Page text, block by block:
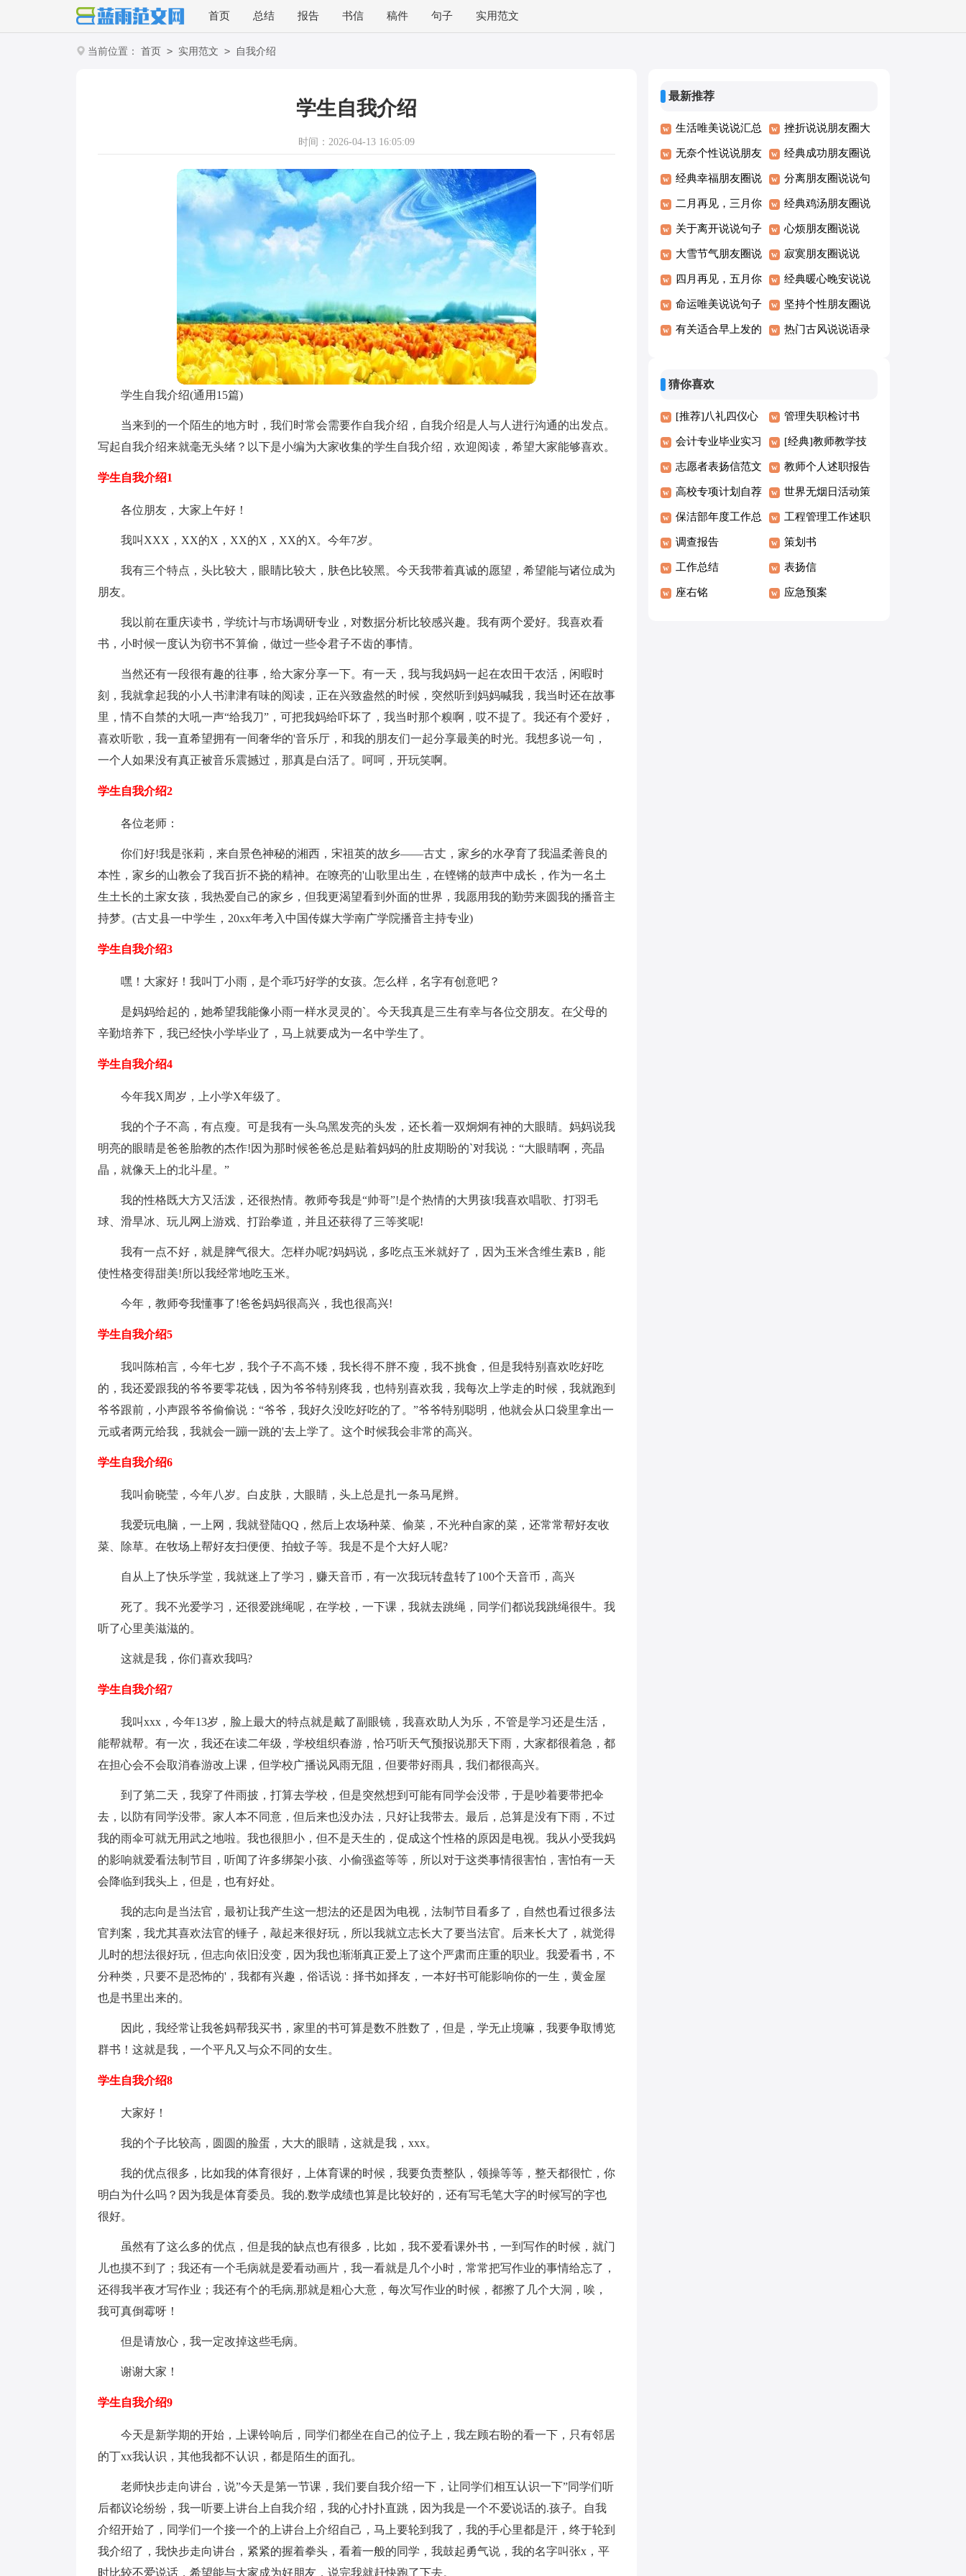
首页 总结 报告 书信 稿件 句子 实用范文
当前位置： 首页 > 实用范文 > 自我介绍
学生自我介绍
时间：2026-04-13 16:05:09
学生自我介绍(通用15篇)
当来到的一个陌生的地方时，我们时常会需要作自我介绍，自我介绍是人与人进行沟通的出发点。
写起自我介绍来就毫无头绪？以下是小编为大家收集的学生自我介绍，欢迎阅读，希望大家能够喜欢。
学生自我介绍1
各位朋友，大家上午好！
我叫XXX，XX的X，XX的X，XX的X。今年7岁。
我有三个特点，头比较大，眼睛比较大，肤色比较黑。今天我带着真诚的愿望，希望能与诸位成为
朋友。
我以前在重庆读书，学统计与市场调研专业，对数据分析比较感兴趣。我有两个爱好。我喜欢看
书，小时候一度认为窃书不算偷，做过一些令君子不齿的事情。
当然还有一段很有趣的往事，给大家分享一下。有一天，我与我妈妈一起在农田干农活，闲暇时
刻，我就拿起我的小人书津津有味的阅读，正在兴致盎然的时候，突然听到妈妈喊我，我当时还在故事
里，情不自禁的大吼一声“给我刀”，可把我妈给吓坏了，我当时那个糗啊，哎不提了。我还有个爱好，
喜欢听歌，我一直希望拥有一间奢华的'音乐厅，和我的朋友们一起分享最美的时光。我想多说一句，
一个人如果没有真正被音乐震撼过，那真是白活了。呵呵，开玩笑啊。
学生自我介绍2
各位老师：
你们好!我是张莉，来自景色神秘的湘西，宋祖英的故乡——古丈，家乡的水孕育了我温柔善良的
本性，家乡的山教会了我百折不挠的精神。在嘹亮的'山歌里出生，在铿锵的鼓声中成长，作为一名土
生土长的土家女孩，我热爱自己的家乡，但我更渴望看到外面的世界，我愿用我的勤劳来圆我的播音主
持梦。(古丈县一中学生，20xx年考入中国传媒大学南广学院播音主持专业)
学生自我介绍3
嘿！大家好！我叫丁小雨，是个乖巧好学的女孩。怎么样，名字有创意吧？
是妈妈给起的，她希望我能像小雨一样水灵灵的`。今天我真是三生有幸与各位交朋友。在父母的
辛勤培养下，我已经快小学毕业了，马上就要成为一名中学生了。
学生自我介绍4
今年我X周岁，上小学X年级了。
我的个子不高，有点瘦。可是我有一头乌黑发亮的头发，还长着一双炯炯有神的大眼睛。妈妈说我
明亮的眼睛是爸爸胎教的杰作!因为那时候爸爸总是贴着妈妈的肚皮期盼的`对我说：“大眼睛啊，亮晶
晶，就像天上的北斗星。”
我的性格既大方又活泼，还很热情。教师夸我是“帅哥”!是个热情的大男孩!我喜欢唱歌、打羽毛
球、滑旱冰、玩儿网上游戏、打跆拳道，并且还获得了三等奖呢!
我有一点不好，就是脾气很大。怎样办呢?妈妈说，多吃点玉米就好了，因为玉米含维生素B，能
使性格变得甜美!所以我经常地吃玉米。
今年，教师夸我懂事了!爸爸妈妈很高兴，我也很高兴!
学生自我介绍5
我叫陈柏言，今年七岁，我个子不高不矮，我长得不胖不瘦，我不挑食，但是我特别喜欢吃好吃
的，我还爱跟我的爷爷要零花钱，因为爷爷特别疼我，也特别喜欢我，我每次上学走的时候，我就跑到
爷爷跟前，小声跟爷爷偷偷说：“爷爷，我好久没吃好吃的了。”爷爷特别聪明，他就会从口袋里拿出一
元或者两元给我，我就会一蹦一跳的'去上学了。这个时候我会非常的高兴。
学生自我介绍6
我叫俞晓莹，今年八岁。白皮肤，大眼睛，头上总是扎一条马尾辫。
我爱玩电脑，一上网，我就登陆QQ，然后上农场种菜、偷菜，不光种自家的菜，还常常帮好友收
菜、除草。在牧场上帮好友扫便便、拍蚊子等。我是不是个大好人呢?
自从上了快乐学堂，我就迷上了学习，赚天音币，有一次我玩转盘转了100个天音币，高兴
死了。我不光爱学习，还很爱跳绳呢，在学校，一下课，我就去跳绳，同学们都说我跳绳很牛。我
听了心里美滋滋的。
这就是我，你们喜欢我吗?
学生自我介绍7
我叫xxx，今年13岁，脸上最大的特点就是戴了副眼镜，我喜欢助人为乐，不管是学习还是生活，
能帮就帮。有一次，我还在读二年级，学校组织春游，恰巧听天气预报说那天下雨，大家都很着急，都
在担心会不会取消春游改上课，但学校广播说风雨无阻，但要带好雨具，我们都很高兴。
到了第二天，我穿了件雨披，打算去学校，但是突然想到可能有同学会没带，于是吵着要带把伞
去，以防有同学没带。家人本不同意，但后来也没办法，只好让我带去。最后，总算是没有下雨，不过
我的雨伞可就无用武之地啦。我也很胆小，但不是天生的，促成这个性格的原因是电视。我从小受我妈
的影响就爱看法制节目，听闻了许多绑架小孩、小偷强盗等等，所以对于这类事情很害怕，害怕有一天
会降临到我头上，但是，也有好处。
我的志向是当法官，最初让我产生这一想法的还是因为电视，法制节目看多了，自然也看过很多法
官判案，我尤其喜欢法官的锤子，敲起来很好玩，所以我就立志长大了要当法官。后来长大了，就觉得
儿时的想法很好玩，但志向依旧没变，因为我也渐渐真正爱上了这个严肃而庄重的职业。我爱看书，不
分种类，只要不是恐怖的'，我都有兴趣，俗话说：择书如择友，一本好书可能影响你的一生，黄金屋
也是书里出来的。
因此，我经常让我爸妈帮我买书，家里的书可算是数不胜数了，但是，学无止境嘛，我要争取博览
群书！这就是我，一个平凡又与众不同的女生。
学生自我介绍8
大家好！
我的个子比较高，圆圆的脸蛋，大大的眼睛，这就是我，xxx。
我的优点很多，比如我的体育很好，上体育课的时候，我要负责整队，领操等等，整天都很忙，你
明白为什么吗？因为我是体育委员。我的.数学成绩也算是比较好的，还有写毛笔大字的时候写的字也
很好。
虽然有了这么多的优点，但是我的缺点也有很多，比如，我不爱看课外书，一到写作的时候，就门
儿也摸不到了；我还有一个毛病就是爱看动画片，我一看就是几个小时，常常把写作业的事情给忘了，
还得我半夜才写作业；我还有个的毛病,那就是粗心大意，每次写作业的时候，都擦了几个大洞，唉，
我可真倒霉呀！
但是请放心，我一定改掉这些毛病。
谢谢大家！
学生自我介绍9
今天是新学期的开始，上课铃响后，同学们都坐在自己的位子上，我左顾右盼的看一下，只有邻居
的丁xx我认识，其他我都不认识，都是陌生的面孔。
老师快步走向讲台，说”今天是第一节课，我们要自我介绍一下，让同学们相互认识一下”同学们听
后都议论纷纷，我一听要上讲台上自我介绍，我的心扑扑直跳，因为我是一个不爱说话的.孩子。自我
介绍开始了，同学们一个接一个的上讲台上介绍自己，马上要轮到我了，我的手心里都是汗，终于轮到
我介绍了，我快步走向讲台，紧紧的握着拳头，看着一般的同学，我鼓起勇气说，我的名字叫张x，平
时比较不爱说话，希望能与大家成为好朋友，说完我就赶快跑了下去。
最新推荐
生活唯美说说汇总
（通用70句）
挫折说说朋友圈大
全（通用60句）
无奈个性说说朋友
圈50句
经典成功朋友圈说
说大全（通用80
句）
经典幸福朋友圈说
说110句
分离朋友圈说说句
子（精选40句）
二月再见，三月你
好个性句子说说30
句精选
经典鸡汤朋友圈说
说句子（精选50
句）
关于离开说说句子
大全（精选100
句）
心烦朋友圈说说
（精选50句）
大雪节气朋友圈说
说30句精选
寂寞朋友圈说说
（精选30句）
四月再见，五月你
好唯美说说大全60
句
经典暖心晚安说说
175句
命运唯美说说句子
汇总60句精选
坚持个性朋友圈说
说句子40句精选
有关适合早上发的
摘录41条
热门古风说说语录
猜你喜欢
[推荐]八礼四仪心
得体会
管理失职检讨书
会计专业毕业实习
报告
[经典]教师教学技
能培训心得体会15
篇
志愿者表扬信范文
合集10篇
教师个人述职报告
汇编2篇
高校专项计划自荐
信[精华15篇]
世界无烟日活动策
划
保洁部年度工作总
结
工程管理工作述职
报告
调查报告 策划书
工作总结 表扬信
座右铭 应急预案